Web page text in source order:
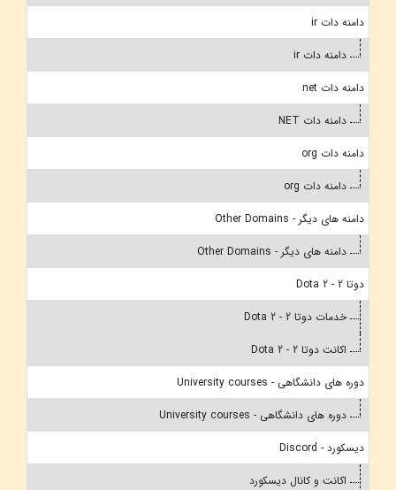
دامنه دات ir
دامنه دات ir
دامنه دات net
دامنه دات NET
دامنه دات org
دامنه دات org
دامنه های دیگر - Other Domains
دامنه های دیگر - Other Domains
دوتا 2 - Dota 2
خدمات دوتا 2 - Dota 2
اکانت دوتا 2 - Dota 2
دوره های دانشگاهی - University courses
دوره های دانشگاهی - University courses
دیسکورد - Discord
اکانت و کانال دیسکورد